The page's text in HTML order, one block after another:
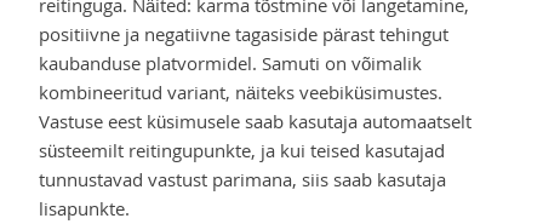
positiivne ja negatiivne tagasiside pärast tehingut
kaubanduse platvormidel. Samuti on võimalik
kombineeritud variant, näiteks veebiküsimustes.
Vastuse eest küsimusele saab kasutaja automaatselt
süsteemilt reitingupunkte, ja kui teised kasutajad
tunnustavad vastust parimana, siis saab kasutaja
lisapunkte.